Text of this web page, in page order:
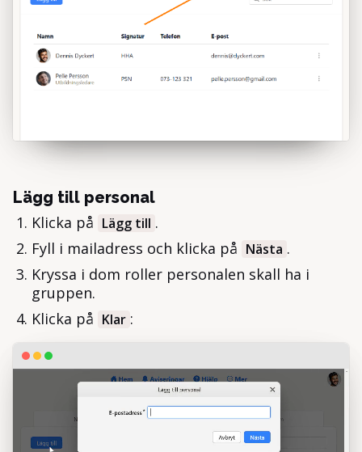
Lägg till personal
Klicka på Lägg till .
Fyll i mailadress och klicka på Nästa .
Kryssa i dom roller personalen skall ha i
gruppen.
Klicka på Klar :